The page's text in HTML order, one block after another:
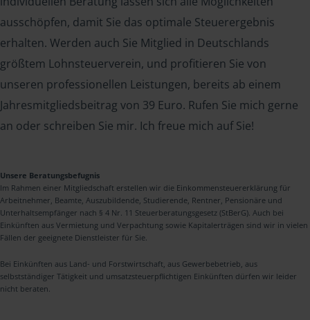
ausschöpfen, damit Sie das optimale Steuerergebnis
erhalten. Werden auch Sie Mitglied in Deutschlands
größtem Lohnsteuerverein, und profitieren Sie von
unseren professionellen Leistungen, bereits ab einem
Jahresmitgliedsbeitrag von 39 Euro. Rufen Sie mich gerne
an oder schreiben Sie mir. Ich freue mich auf Sie!
Unsere Beratungsbefugnis
Im Rahmen einer Mitgliedschaft erstellen wir die Einkommensteuererklärung für
Arbeitnehmer, Beamte, Auszubildende, Studierende, Rentner, Pensionäre und
Unterhaltsempfänger nach § 4 Nr. 11 Steuerberatungsgesetz (StBerG). Auch bei
Einkünften aus Vermietung und Verpachtung sowie Kapitalerträgen sind wir in vielen
Fällen der geeignete Dienstleister für Sie.
Bei Einkünften aus Land- und Forstwirtschaft, aus Gewerbebetrieb, aus
selbstständiger Tätigkeit und umsatzsteuerpflichtigen Einkünften dürfen wir leider
nicht beraten.